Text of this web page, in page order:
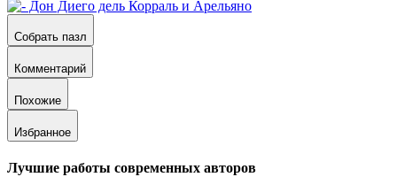
Собрать пазл
Комментарий
Похожие
Избранное
Лучшие работы современных авторов